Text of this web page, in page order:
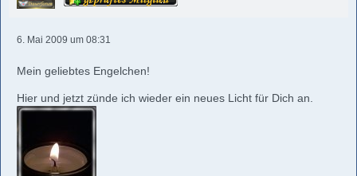
6. Mai 2009 um 08:31
Mein geliebtes Engelchen!
Hier und jetzt zünde ich wieder ein neues Licht für Dich an.